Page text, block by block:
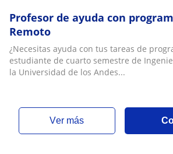
Profesor de ayuda con
Remoto
¿Necesitas ayuda con tus tareas de
estudiante de cuarto semestre de
la Universidad de los Andes...
ver más